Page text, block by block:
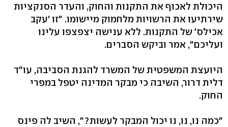
היכולת לאכוף את התקנות והחוק, והעדר הסנקציות
שירתיעו את הרשויות מלחמוק מיישומו. "זו 'עקב
אכילס' של התקנות. ללא ענישה יצפצפו עלינו
ועליכם", אמר וביקש הסברים.
היועצת המשפטית של המשרד להגנת הסביבה, עו"ד
דלית דרור, השיבה כי מבקר המדינה יטפל במפרי
החוק.
"כמה נו, נו, נו יכול המבקר לעשות?", השיב לה פינס